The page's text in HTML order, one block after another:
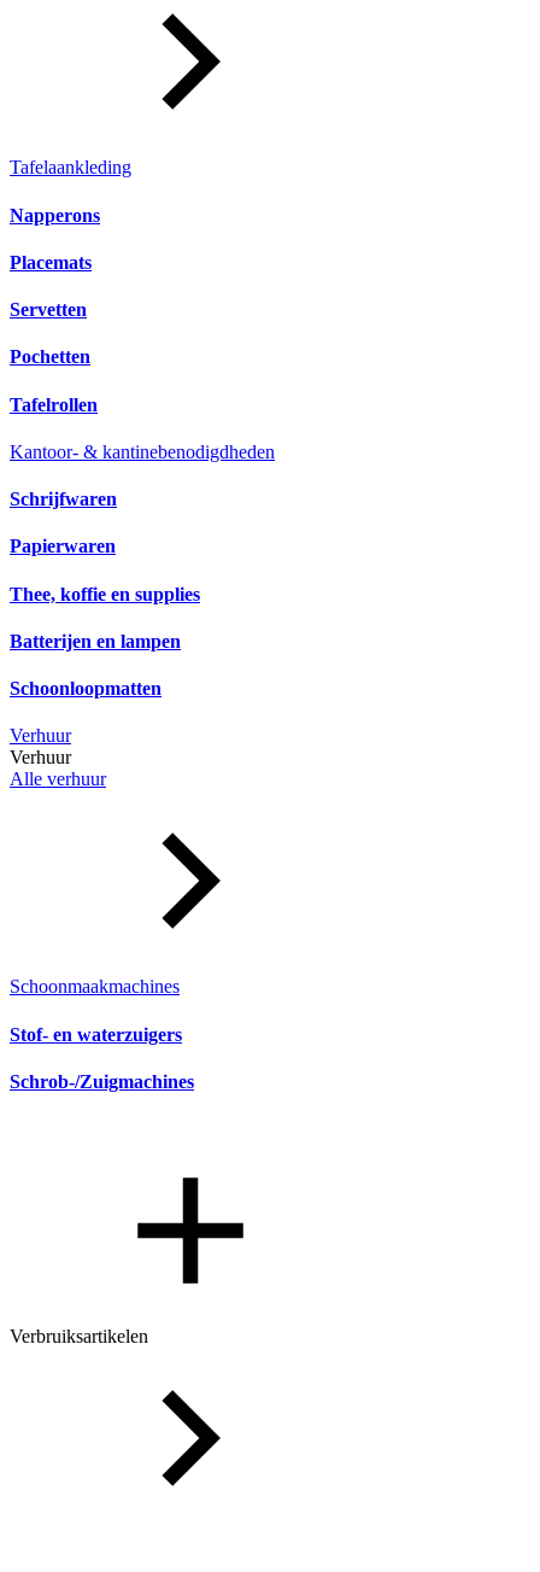
Tafelaankleding
Napperons
Placemats
Servetten
Pochetten
Tafelrollen
Kantoor- & kantinebenodigdheden
Schrijfwaren
Papierwaren
Thee, koffie en supplies
Batterijen en lampen
Schoonloopmatten
Verhuur
Verhuur
Alle verhuur
Schoonmaakmachines
Stof- en waterzuigers
Schrob-/Zuigmachines
Verbruiksartikelen